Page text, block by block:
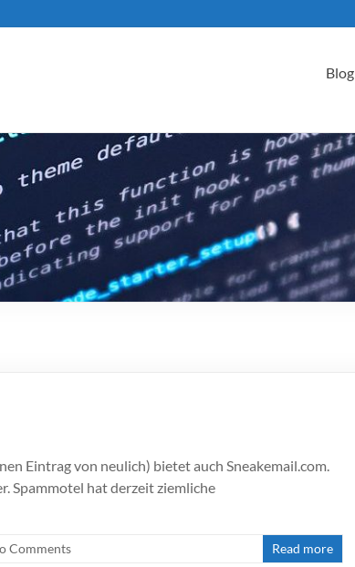
Blog
Eintrag von neulich) bietet auch Sneakemail.com.
Spammotel hat derzeit ziemliche
Comments Read more